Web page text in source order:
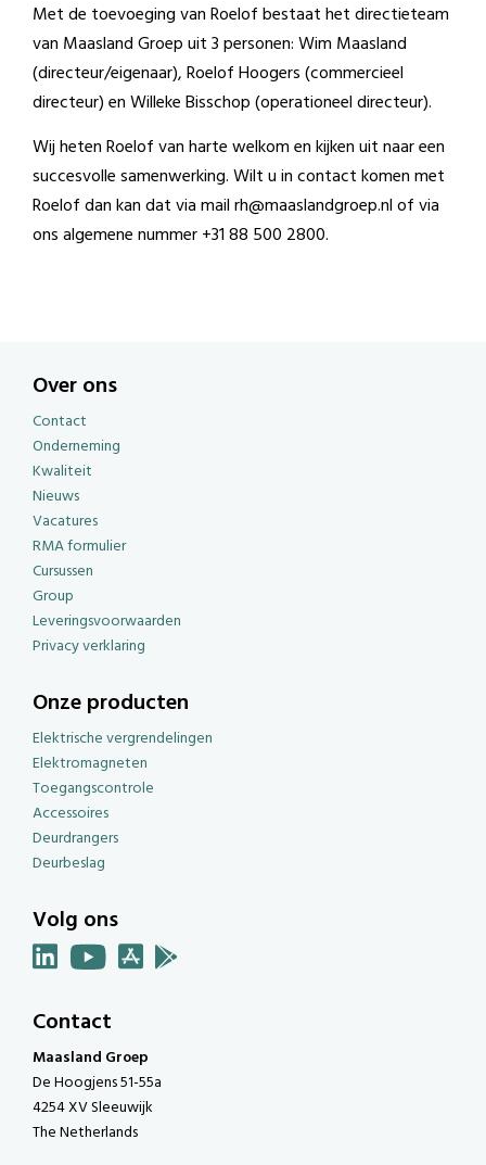
Met de toevoeging van Roelof bestaat het directieteam
van Maasland Groep uit 3 personen: Wim Maasland
(directeur/eigenaar), Roelof Hoogers (commercieel
directeur) en Willeke Bisschop (operationeel directeur).
Wij heten Roelof van harte welkom en kijken uit naar een
succesvolle samenwerking. Wilt u in contact komen met
Roelof dan kan dat via mail rh@maaslandgroep.nl of via
ons algemene nummer +31 88 500 2800.
Over ons
Contact
Onderneming
Kwaliteit
Nieuws
Vacatures
RMA formulier
Cursussen
Group
Leveringsvoorwaarden
Privacy verklaring
Onze producten
Elektrische vergrendelingen
Elektromagneten
Toegangscontrole
Accessoires
Deurdrangers
Deurbeslag
Volg ons
Contact
Maasland Groep
De Hoogjens 51-55a
4254 XV Sleeuwijk
The Netherlands